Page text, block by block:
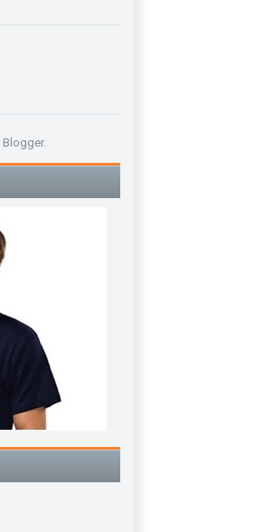
Blogger.